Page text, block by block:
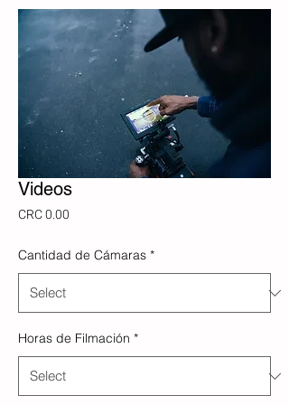
Videos
CRC 0.00
Cantidad de Cámaras *
Horas de Filmación *